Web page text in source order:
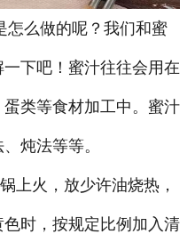
- 广东茶香味卤蛋
怎么做的呢？我们和蜜
下吧！蜜汁往往会用在
类等食材加工中。蜜汁
炖法等等。
火，放少许油烧热，
时，按规定比例加入清